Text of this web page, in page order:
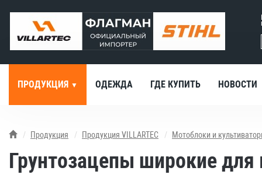
ПРОДУКЦИЯ ОДЕЖДА ГДЕ КУПИТЬ НОВОСТИ
Продукция Продукция VILLARTEC Мотоблоки и
Грунтозацепы широкие для